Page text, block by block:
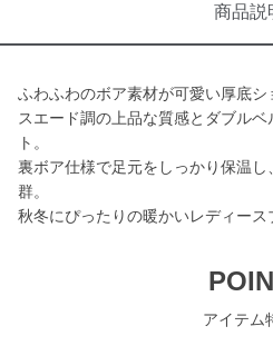
商品説
ふわふわのボア素材が可愛い厚底シ
スエード調の上品な質感とダブル
ト。
裏ボア仕様で足元をしっかり保温
群。
秋冬にぴったりの暖かいレディース
アイテム